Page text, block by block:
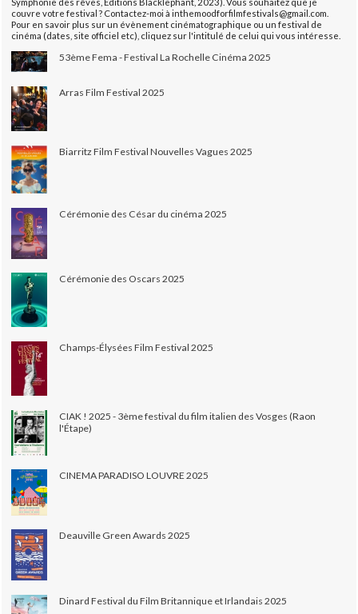
Symphonie des rêves, Éditions Blacklephant, 2023). Vous souhaitez que je
couvre votre festival ? Contactez-moi à inthemoodforfilmfestivals@gmail.com.
Pour en savoir plus sur un évènement cinématographique ou un festival de
cinéma (dates, site officiel etc), cliquez sur l'intitulé de celui qui vous intéresse.
53ème Fema - Festival La Rochelle Cinéma 2025
Arras Film Festival 2025
Biarritz Film Festival Nouvelles Vagues 2025
Cérémonie des César du cinéma 2025
Cérémonie des Oscars 2025
Champs-Élysées Film Festival 2025
CIAK ! 2025 - 3ème festival du film italien des Vosges (Raon
l'Étape)
CINEMA PARADISO LOUVRE 2025
Deauville Green Awards 2025
Dinard Festival du Film Britannique et Irlandais 2025